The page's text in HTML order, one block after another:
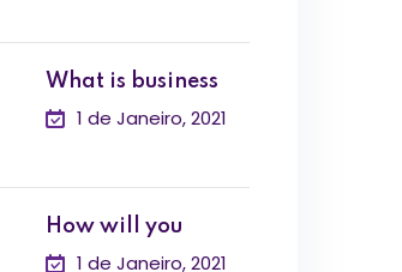
What is business
1 de Janeiro, 2021
How will you
1 de Janeiro, 2021